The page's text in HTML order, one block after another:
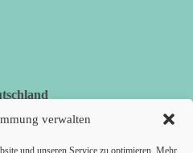
verwalten
und unseren Service zu optimieren. Mehr
06